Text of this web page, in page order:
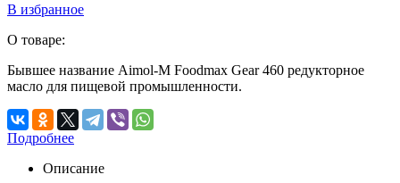
В избранное
О товаре:
Бывшее название Aimol-M Foodmax Gear 460 редукторное
масло для пищевой промышленности.
Подробнее
Описание